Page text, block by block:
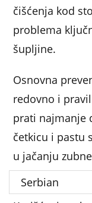
čišćenja kod
problema
šupljine.
Osnovna
redovno i
prati najmanje
četkicu i pastu
u jačanju
bakterije koje